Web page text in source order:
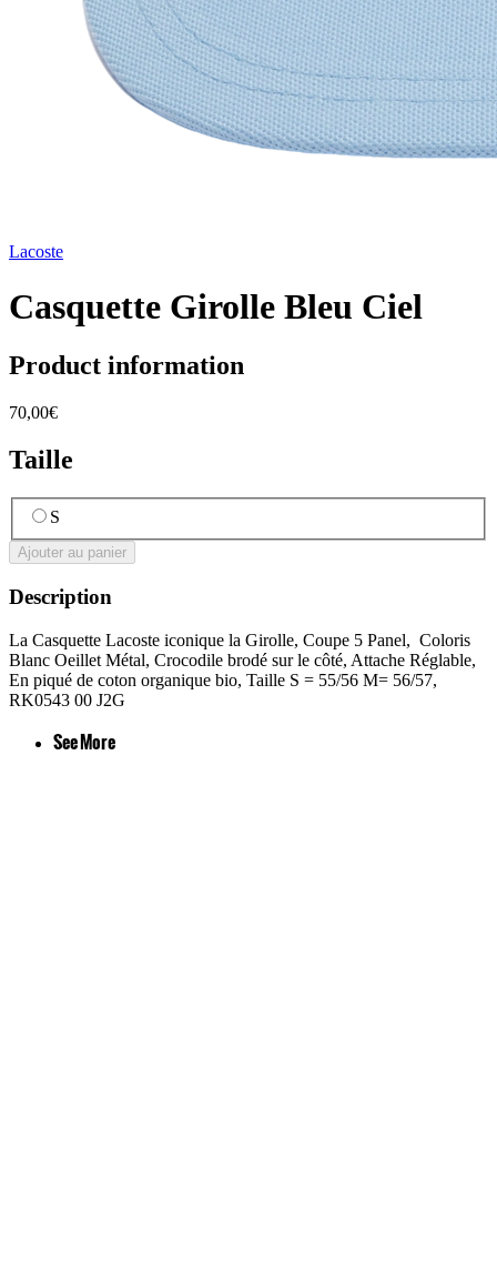
Lacoste
Casquette Girolle Bleu Ciel
Product information
70,00€
Taille
S
Ajouter au panier
Description
La Casquette Lacoste iconique la Girolle, Coupe 5 Panel, Coloris
Blanc Oeillet Métal, Crocodile brodé sur le côté, Attache Réglable,
En piqué de coton organique bio, Taille S = 55/56 M= 56/57,
RK0543 00 J2G
See More